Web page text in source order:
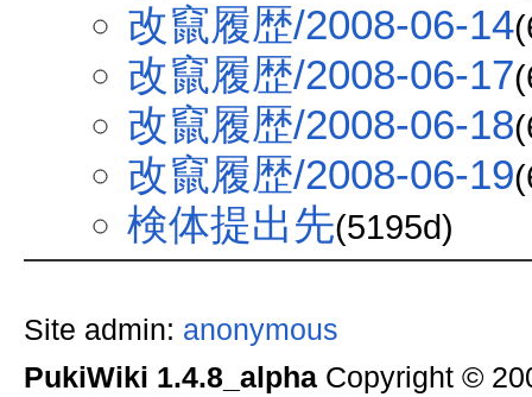
改竄履歴/2008-06-14
改竄履歴/2008-06-17
改竄履歴/2008-06-18
改竄履歴/2008-06-19
検体提出先(5195d)
Site admin: anonymous
PukiWiki 1.4.8_alphaCopyright ©